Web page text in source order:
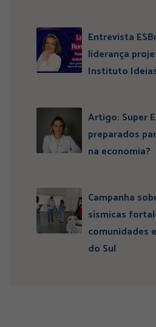
Entrevista
liderança
Instituto
Artigo: Super
preparados
na economia?
Campanha
sísmicas
comunidades
do Sul